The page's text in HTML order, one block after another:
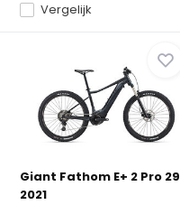
Vergelijk
Giant Fathom E+ 2 Pro 29
2021